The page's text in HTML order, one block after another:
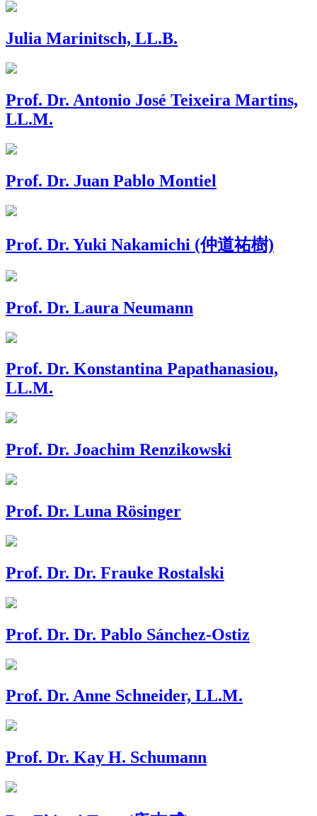
Julia Marinitsch, LL.B.
Prof. Dr. Antonio José Teixeira Martins,
LL.M.
Prof. Dr. Juan Pablo Montiel
Prof. Dr. Yuki Nakamichi (仲道祐樹)
Prof. Dr. Laura Neumann
Prof. Dr. Konstantina Papathanasiou,
LL.M.
Prof. Dr. Joachim Renzikowski
Prof. Dr. Luna Rösinger
Prof. Dr. Dr. Frauke Rostalski
Prof. Dr. Dr. Pablo Sánchez-Ostiz
Prof. Dr. Anne Schneider, LL.M.
Prof. Dr. Kay H. Schumann